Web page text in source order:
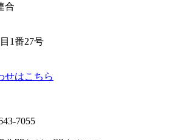
合
1番27号
せはこちら
7055